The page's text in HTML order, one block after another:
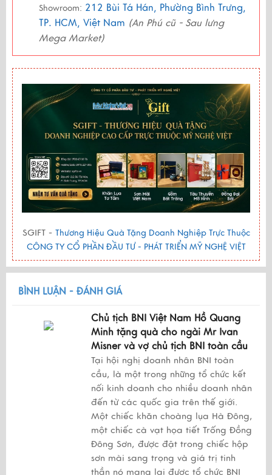
Showroom: 212 Bùi Tá Hán, Phường Bình Trưng,
TP. HCM, Việt Nam (An Phú cũ - Sau lưng
Mega Market)
SGIFT - Thương Hiệu Quà Tặng Doanh Nghiệp Trực Thuộc
CÔNG TY CỔ PHẦN ĐẦU TƯ - PHÁT TRIỂN MỸ NGHỆ VIỆT
BÌNH LUẬN - ĐÁNH GIÁ
Chủ tịch BNI Việt Nam Hồ Quang
Minh tặng quà cho ngài Mr Ivan
Misner và vợ chủ tịch BNI toàn cầu
Tại hội nghị doanh nhân BNI toàn
cầu, là một trong những tổ chức kết
nối kinh doanh cho nhiều doanh nhân
đến từ các quốc gia trên thế giới.
Một chiếc khăn choàng lụa Hà Đông,
một chiếc cà vạt họa tiết Trống Đồng
Đông Sơn, được đặt trong chiếc hộp
sơn mài sang trọng và giá trị tinh
thần nó mang lại được tổ chức BNI